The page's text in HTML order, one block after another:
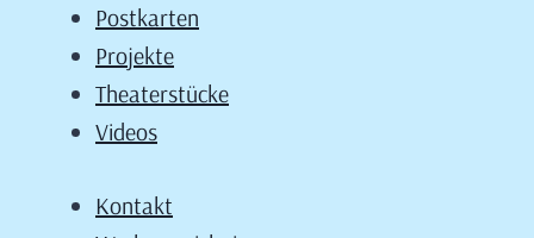
Postkarten
Projekte
Theaterstücke
Videos
Kontakt